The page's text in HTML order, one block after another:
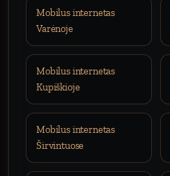
Mobilus internetas
Varėnoje
Mobilus internetas
Kupiškioje
Mobilus internetas
Širvintuose